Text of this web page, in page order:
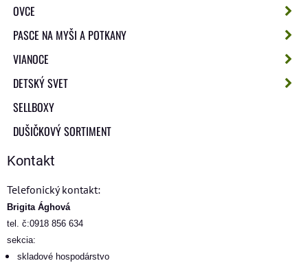
OVCE
PASCE NA MYŠI A POTKANY
VIANOCE
DETSKÝ SVET
SELLBOXY
DUŠIČKOVÝ SORTIMENT
Kontakt
Telefonický kontakt:
Brigita Ághová
tel. č:0918 856 634
sekcia:
skladové hospodárstvo